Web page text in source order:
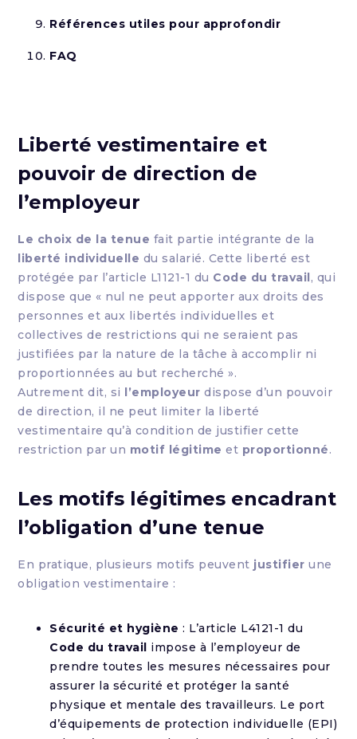
Références utiles pour approfondir
FAQ
Liberté vestimentaire et
pouvoir de direction de
l’employeur
Le choix de la tenue fait partie intégrante de la
liberté individuelle du salarié. Cette liberté est
protégée par l’article L1121-1 du Code du travail, qui
dispose que « nul ne peut apporter aux droits des
personnes et aux libertés individuelles et
collectives de restrictions qui ne seraient pas
justifiées par la nature de la tâche à accomplir ni
proportionnées au but recherché ».
Autrement dit, si l’employeur dispose d’un pouvoir
de direction, il ne peut limiter la liberté
vestimentaire qu’à condition de justifier cette
restriction par un motif légitime et proportionné.
Les motifs légitimes encadrant
l’obligation d’une tenue
En pratique, plusieurs motifs peuvent justifier une
obligation vestimentaire :
Sécurité et hygiène : L’article L4121-1 du
Code du travail impose à l’employeur de
prendre toutes les mesures nécessaires pour
assurer la sécurité et protéger la santé
physique et mentale des travailleurs. Le port
d’équipements de protection individuelle (EPI)